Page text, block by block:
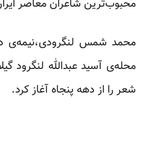
محبوب‌ترین شاعران معاصر
محله‌ی آسید عبدالله لنگرود
شعر را از دهه پنجاه آغاز کرد.